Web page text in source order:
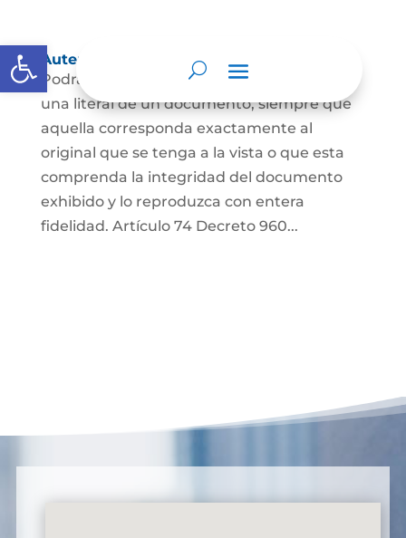
Abrir barra de herramientas
Autenticación de Copias
Podrá autenticarse una copia mecánica o
una literal de un documento, siempre que
aquella corresponda exactamente al
original que se tenga a la vista o que esta
comprenda la integridad del documento
exhibido y lo reproduzca con entera
fidelidad. Artículo 74 Decreto 960...